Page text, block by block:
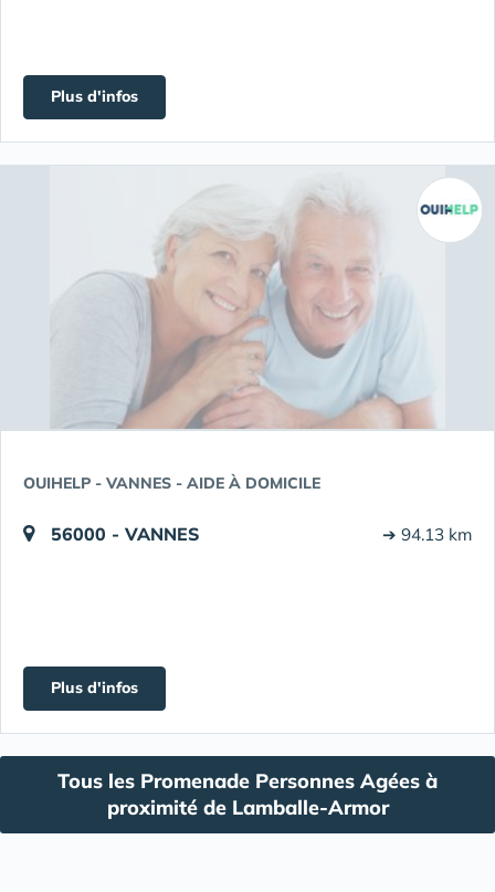
Plus d'infos
OUIHELP - VANNES - AIDE À DOMICILE
56000 - VANNES ➔ 94.13 km
Plus d'infos
Tous les Promenade Personnes Agées à
proximité de Lamballe-Armor